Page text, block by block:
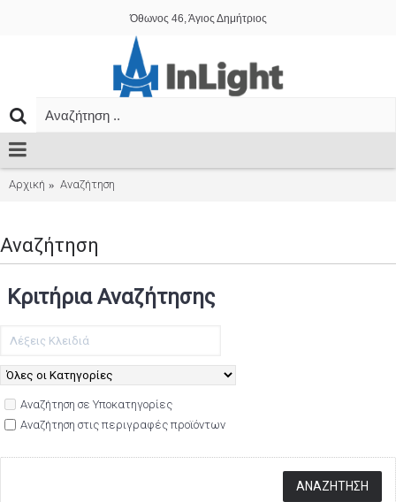
Όθωνος 46, Άγιος Δημήτριος
Αρχική Αναζήτηση
Αναζήτηση
Κριτήρια Αναζήτησης
Αναζήτηση σε Υποκατηγορίες
Αναζήτηση στις περιγραφές προϊόντων